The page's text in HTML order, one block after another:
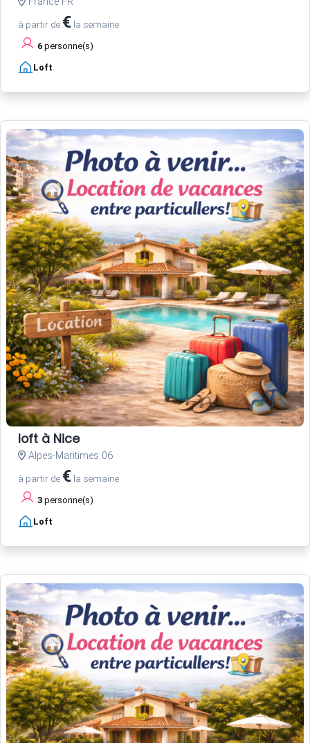
à partir de € la semaine
6 personne(s)
Loft
loft à Nice
Alpes-Maritimes 06
à partir de € la semaine
3 personne(s)
Loft